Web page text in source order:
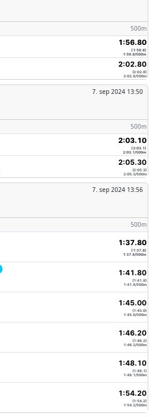
500m
1:56.80
(1:56.8)
1:56.8/500m
2:02.80
(2:02.8)
2:02.8/500m
7. sep 2024 13:50
500m
2:03.10
(2:03.1)
2:03.1/500m
2:05.30
(2:05.3)
2:05.3/500m
7. sep 2024 13:56
500m
1:37.80
(1:37.8)
1:37.8/500m
1:41.80
(1:41.8)
1:41.8/500m
1:45.00
(1:45.0)
1:45.0/500m
1:46.20
(1:46.2)
1:46.2/500m
1:48.10
(1:48.1)
1:48.1/500m
1:54.20
(1:54.2)
1:54.2/500m